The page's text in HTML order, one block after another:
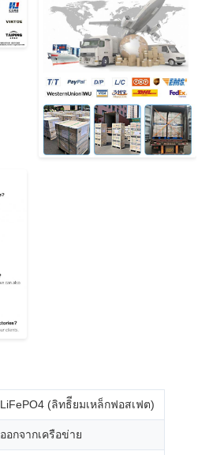
LiFePO4 (ลิทธิียมเหล็กฟอสเฟต)
ออกจากเครือข่าย